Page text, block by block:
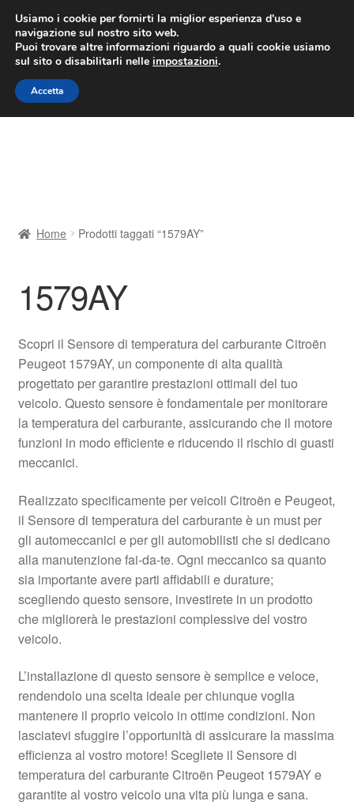
CONSEGNA da 7 EUR
Lun-Ven 9:00 - 16:00/800 580 290
Vai
alla
navigazione
Vai
al
contenuto
Contatto
Il mio account
Pagamenti
Politica sulla riservatezza
Procedura di Reclamo
Registratore di cassa
Rimostranza
Spedizione in tutto il mondo
Termini e condizioni
Home Prodotti taggati “1579AY”
1579AY
Scopri il Sensore di temperatura del carburante Citroën
Peugeot 1579AY, un componente di alta qualità
progettato per garantire prestazioni ottimali del tuo
veicolo. Questo sensore è fondamentale per monitorare
la temperatura del carburante, assicurando che il motore
funzioni in modo efficiente e riducendo il rischio di guasti
meccanici.
Realizzato specificamente per veicoli Citroën e Peugeot,
il Sensore di temperatura del carburante è un must per
gli automeccanici e per gli automobilisti che si dedicano
alla manutenzione fai-da-te. Ogni meccanico sa quanto
sia importante avere parti affidabili e durature;
scegliendo questo sensore, investirete in un prodotto
che migliorerà le prestazioni complessive del vostro
veicolo.
L’installazione di questo sensore è semplice e veloce,
rendendolo una scelta ideale per chiunque voglia
mantenere il proprio veicolo in ottime condizioni. Non
lasciatevi sfuggire l’opportunità di assicurare la massima
efficienza al vostro motore! Scegliete il Sensore di
temperatura del carburante Citroën Peugeot 1579AY e
garantite al vostro veicolo una vita più lunga e sana.
Usiamo i cookie per fornirti la miglior esperienza d'uso e
navigazione sul nostro sito web.
Puoi trovare altre informazioni riguardo a quali cookie usiamo
sul sito o disabilitarli nelle impostazioni.
Accetta